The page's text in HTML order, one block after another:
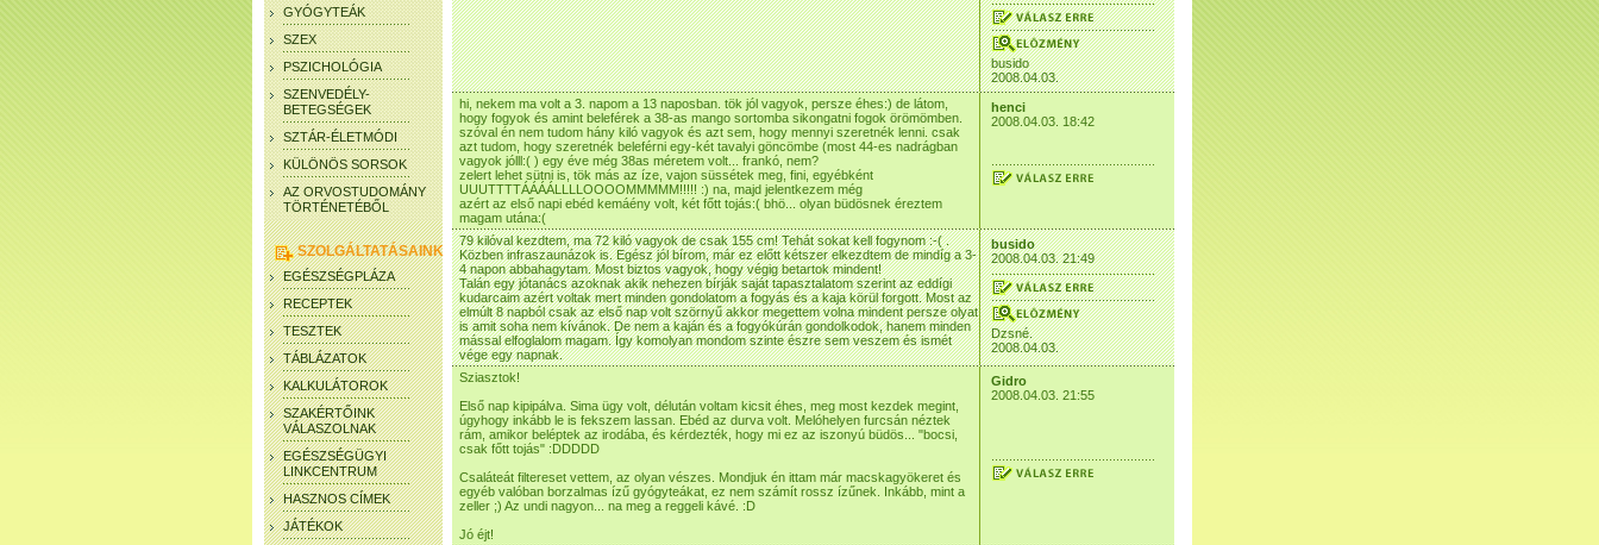
GYÓGYTEÁK
SZEX
PSZICHOLÓGIA
SZENVEDÉLY-
BETEGSÉGEK
SZTÁR-ÉLETMÓDI
KÜLÖNÖS SORSOK
AZ ORVOSTUDOMÁNY
TÖRTÉNETÉBŐL
SZOLGÁLTATÁSAINK
EGÉSZSÉGPLÁZA
RECEPTEK
TESZTEK
TÁBLÁZATOK
KALKULÁTOROK
SZAKÉRTŐINK
VÁLASZOLNAK
EGÉSZSÉGÜGYI
LINKCENTRUM
HASZNOS CÍMEK
JÁTÉKOK
busido
2008.04.03.
hi, nekem ma volt a 3. napom a 13 naposban. tök jól vagyok, persze éhes:) de látom,
hogy fogyok és amint beleférek a 38-as mango sortomba sikongatni fogok örömömben.
szóval én nem tudom hány kiló vagyok és azt sem, hogy mennyi szeretnék lenni. csak
azt tudom, hogy szeretnék beleférni egy-két tavalyi göncömbe (most 44-es nadrágban
vagyok jólll:( ) egy éve még 38as méretem volt... frankó, nem?
zelert lehet sütni is, tök más az íze, vajon süssétek meg, fini, egyébként
UUUTTTTÁÁÁÁLLLLOOOOMMMMM!!!!! :) na, majd jelentkezem még
azért az első napi ebéd kemáény volt, két főtt tojás:( bhö... olyan büdösnek éreztem
magam utána:(
henci
2008.04.03. 18:42
79 kilóval kezdtem, ma 72 kiló vagyok de csak 155 cm! Tehát sokat kell fogynom :-( .
Közben infraszaunázok is. Egész jól bírom, már ez előtt kétszer elkezdtem de mindíg a 3-
4 napon abbahagytam. Most biztos vagyok, hogy végig betartok mindent!
Talán egy jótanács azoknak akik nehezen bírják saját tapasztalatom szerint az eddígi
kudarcaim azért voltak mert minden gondolatom a fogyás és a kaja körül forgott. Most az
elmúlt 8 napból csak az első nap volt szörnyű akkor megettem volna mindent persze olyat
is amit soha nem kívánok. De nem a kaján és a fogyókúrán gondolkodok, hanem minden
mással elfoglalom magam. Így komolyan mondom szinte észre sem veszem és ismét
vége egy napnak.
busido
2008.04.03. 21:49
Dzsné.
2008.04.03.
Sziasztok!
Első nap kipipálva. Sima ügy volt, délután voltam kicsit éhes, meg most kezdek megint,
úgyhogy inkább le is fekszem lassan. Ebéd az durva volt. Melóhelyen furcsán néztek
rám, amikor beléptek az irodába, és kérdezték, hogy mi ez az iszonyú büdös... "bocsi,
csak főtt tojás" :DDDDD
Csaláteát filtereset vettem, az olyan vészes. Mondjuk én ittam már macskagyökeret és
egyéb valóban borzalmas ízű gyógyteákat, ez nem számít rossz ízűnek. Inkább, mint a
zeller ;) Az undi nagyon... na meg a reggeli kávé. :D
Jó éjt!
Gidro
2008.04.03. 21:55